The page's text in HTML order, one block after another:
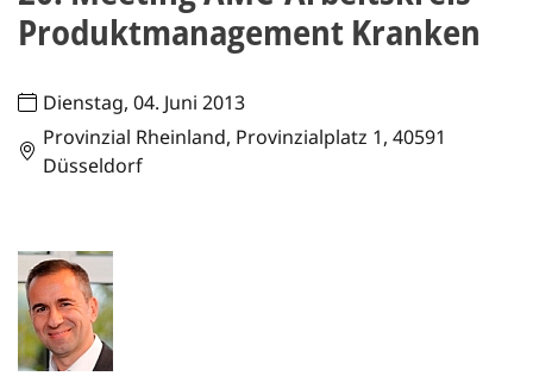
Produktmanagement Kranken
Dienstag, 04. Juni 2013
Provinzial Rheinland, Provinzialplatz 1, 40591
Düsseldorf